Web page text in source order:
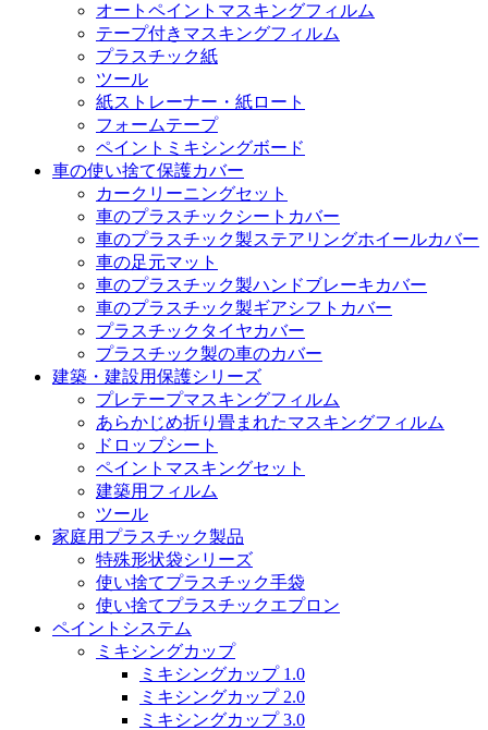
オートペイントマスキングフィルム
テープ付きマスキングフィルム
プラスチック紙
ツール
紙ストレーナー・紙ロート
フォームテープ
ペイントミキシングボード
車の使い捨て保護カバー
カークリーニングセット
車のプラスチックシートカバー
車のプラスチック製ステアリングホイールカバー
車の足元マット
車のプラスチック製ハンドブレーキカバー
車のプラスチック製ギアシフトカバー
プラスチックタイヤカバー
プラスチック製の車のカバー
建築・建設用保護シリーズ
プレテープマスキングフィルム
あらかじめ折り畳まれたマスキングフィルム
ドロップシート
ペイントマスキングセット
建築用フィルム
ツール
家庭用プラスチック製品
特殊形状袋シリーズ
使い捨てプラスチック手袋
使い捨てプラスチックエプロン
ペイントシステム
ミキシングカップ
ミキシングカップ 1.0
ミキシングカップ 2.0
ミキシングカップ 3.0